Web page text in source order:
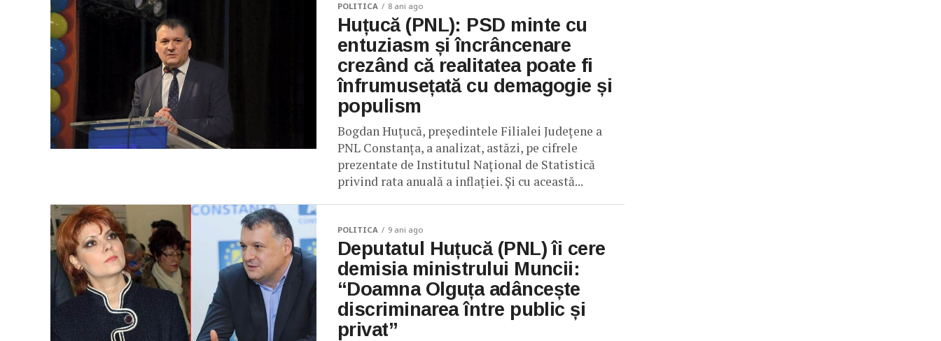
POLITICA 8 ani ago
Huțucă (PNL): PSD minte cu
entuziasm și încrâncenare
crezând că realitatea poate fi
înfrumusețată cu demagogie și
populism
Bogdan Huțucă, președintele Filialei Județene a
PNL Constanța, a analizat, astăzi, pe cifrele
prezentate de Institutul Național de Statistică
privind rata anuală a inflației. Și cu această...
POLITICA 9 ani ago
Deputatul Huțucă (PNL) îi cere
demisia ministrului Muncii:
“Doamna Olguța adâncește
discriminarea între public și
privat”